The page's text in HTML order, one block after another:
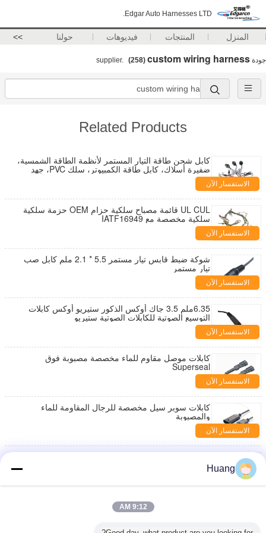
Edgar Auto Harnesses LTD.
المنزل المنتجات فيديوهات حولنا >>
جودة custom wiring harness
(258)
Related Products
كابل شحن طاقة التيار المستمر لأنظمة الطاقة الشمسية،
ضفيرة أسلاك، كابل طاقة الكمبيوتر، سلك PVC، جهد
منخفض، نحاس، مطاط، 500 قطعةالاستفسار الآن
UL CUL قائمة مصباح سلكية حزام OEM حزمة سلكية
سلكية مخصصة مع IATF16949
الاستفسار الآن
شوكة ضبط قابس تيار مستمر 5.5 * 2.1 ملم كابل صب
تيار مستمر
الاستفسار الآن
6.35ملم 3.5 جاك أوكس الذكور ستيريو أوكس كابلات
التوسيع الصوتية للكابلات الصوتية ستيريو
الاستفسار الآن
كابلات موصل مقاوم للماء مخصصة مصبوبة فوق
Superseal
الاستفسار الآن
كابلات سوبر سيل مخصصة للرجال المقاومة للماء
والمصبوبة
الاستفسار الآن
والمصبوبة
الاستفسار الآن
الكابلات لشركة تصنيع سلك PCB مع WHMA/IPC620
الاستفسار الآن
Huang
9:12 AM